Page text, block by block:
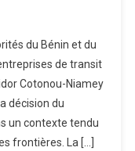
du Bénin et du
de transit
Cotonou-Niamey
décision du
un contexte tendu
frontières. La […]